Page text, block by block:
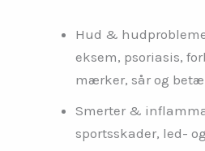
Hud &
eksem, psoriasis,
mærker, sår og
Smerter &
sportsskader, led-